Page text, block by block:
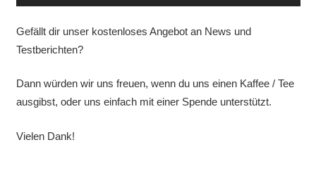
Gefällt dir unser kostenloses Angebot an News und
Testberichten?
Dann würden wir uns freuen, wenn du uns einen Kaffee / Tee
ausgibst, oder uns einfach mit einer Spende unterstützt.
Vielen Dank!